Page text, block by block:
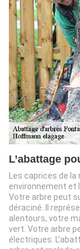
L’abattage
Les caprices de
environnement et
Votre arbre peut
déraciné. Il
alentours, votre
vert. Votre arbre
électriques.